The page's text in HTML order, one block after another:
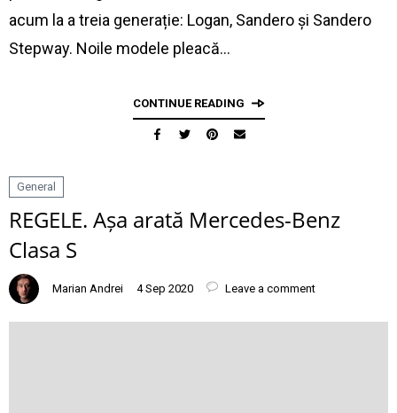
acum la a treia generație: Logan, Sandero și Sandero
Stepway. Noile modele pleacă…
CONTINUE READING
General
REGELE. Așa arată Mercedes-Benz
Clasa S
Marian Andrei 4 Sep 2020 Leave a comment